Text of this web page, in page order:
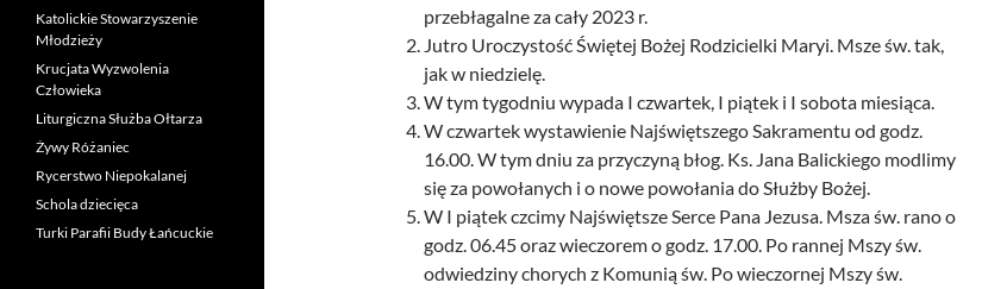
przebłagalne za cały 2023 r.
Jutro Uroczystość Świętej Bożej Rodzicielki Maryi. Msze św. tak,
jak w niedzielę.
W tym tygodniu wypada I czwartek, I piątek i I sobota miesiąca.
W czwartek wystawienie Najświętszego Sakramentu od godz.
16.00. W tym dniu za przyczyną błog. Ks. Jana Balickiego modlimy
się za powołanych i o nowe powołania do Służby Bożej.
W I piątek czcimy Najświętsze Serce Pana Jezusa. Msza św. rano o
godz. 06.45 oraz wieczorem o godz. 17.00. Po rannej Mszy św.
odwiedziny chorych z Komunią św. Po wieczornej Mszy św.
Katolickie Stowarzyszenie
Młodzieży
Krucjata Wyzwolenia
Człowieka
Liturgiczna Służba Ołtarza
Żywy Różaniec
Rycerstwo Niepokalanej
Schola dziecięca
Turki Parafii Budy Łańcuckie